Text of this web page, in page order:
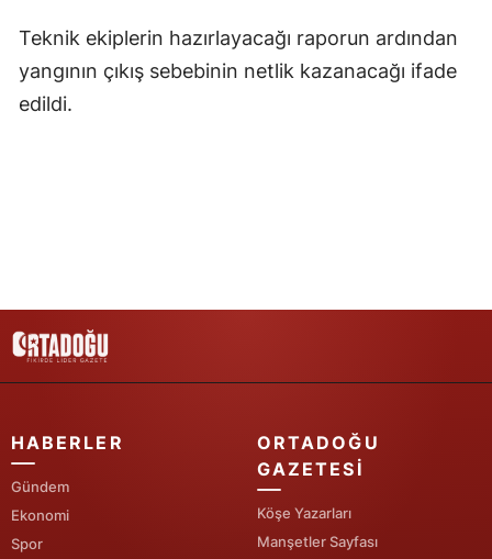
Kırıkkale
Osmaniye
Teknik ekiplerin hazırlayacağı raporun ardından
yangının çıkış sebebinin netlik kazanacağı ifade
edildi.
HABERLER
Gündem
Ekonomi
Spor
ORTADOĞU
GAZETESI
Köşe Yazarları
Manşetler Sayfası